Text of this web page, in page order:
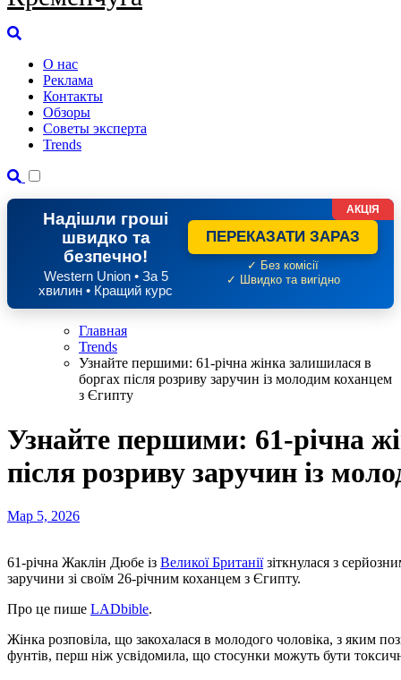
О нас
Реклама
Контакты
Обзоры
Советы эксперта
Trends
Надішли гроші
швидко та
безпечно!
Western Union • За 5
хвилин • Кращий курс
ПЕРЕКАЗАТИ ЗАРАЗ
✓ Без комісії
✓ Швидко та вигідно
АКЦІЯ
Главная
Trends
Узнайте першими: 61-річна жінка залишилася в
боргах після розриву заручин із молодим коханцем
з Єгипту
Узнайте першими: 61-річна
після розриву заручин із
Мар 5, 2026
61-річна Жаклін Дюбе із Великої Британіїзіткнулася з
заручини зі своїм 26-річним коханцем з Єгипту.
Про це пише LADbible.
Жінка розповіла, що закохалася в молодого чоловіка, з яким
фунтів, перш ніж усвідомила, що стосунки можуть бути